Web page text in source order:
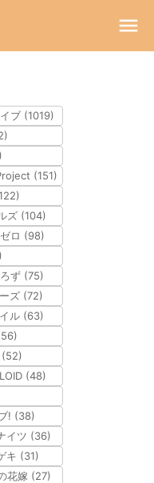
ブ (1019)
(151)
ズ (104)
ロ (98)
ず (75)
ズ (72)
ル (63)
(52)
(48)
! (38)
イツ (36)
キ (31)
花嫁 (27)